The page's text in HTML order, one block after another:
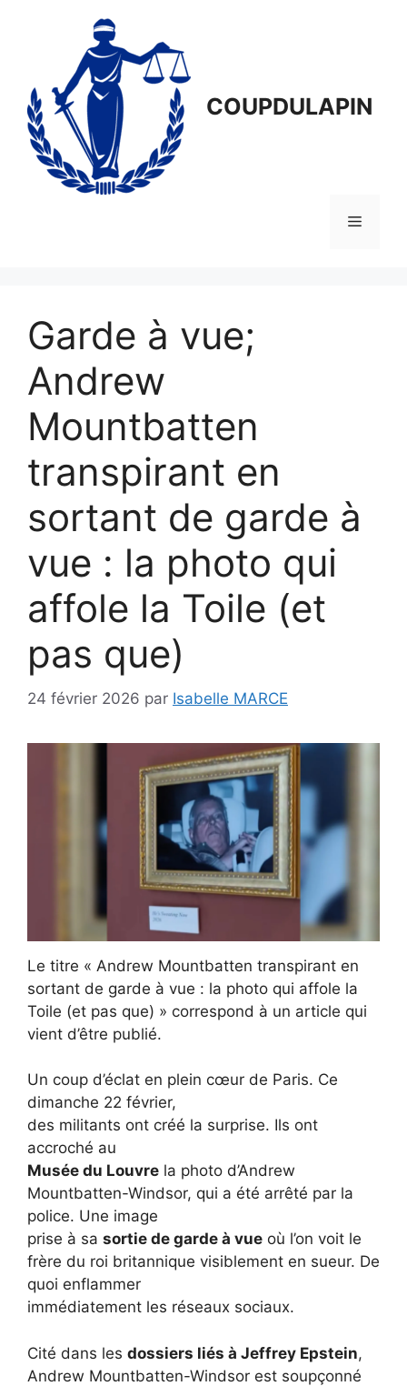
COUPDULAPIN
Menu
Garde à vue;
Andrew
Mountbatten
transpirant en
sortant de garde à
vue : la photo qui
affole la Toile (et
pas que)
24 février 2026 par Isabelle MARCE
Le titre « Andrew Mountbatten transpirant en
sortant de garde à vue : la photo qui affole la
Toile (et pas que) » correspond à un article qui
vient d’être publié.
Un coup d’éclat en plein cœur de Paris. Ce
dimanche 22 février,
des militants ont créé la surprise. Ils ont
accroché au
Musée du Louvre la photo d’Andrew
Mountbatten-Windsor, qui a été arrêté par la
police. Une image
prise à sa sortie de garde à vue où l’on voit le
frère du roi britannique visiblement en sueur. De
quoi enflammer
immédiatement les réseaux sociaux.
Cité dans les dossiers liés à Jeffrey Epstein,
Andrew Mountbatten-Windsor est soupçonné